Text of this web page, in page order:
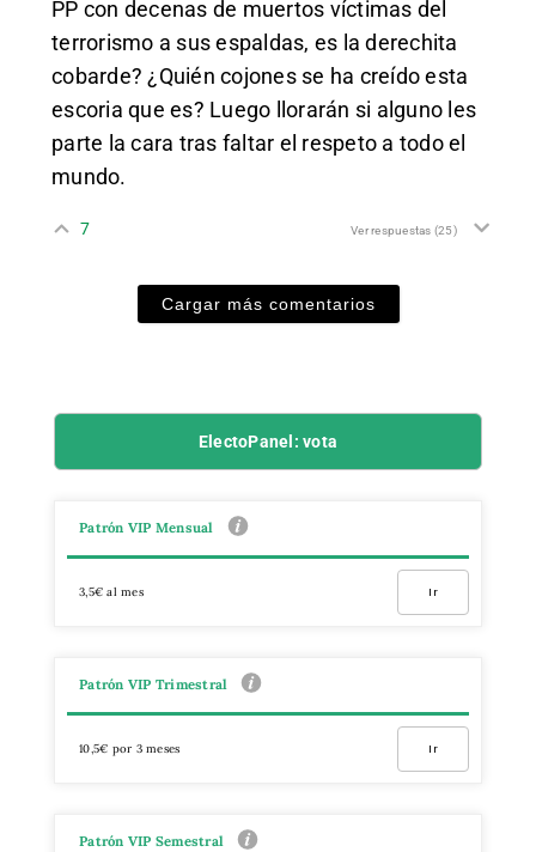
PP con decenas de muertos víctimas del
terrorismo a sus espaldas, es la derechita
cobarde? ¿Quién cojones se ha creído esta
escoria que es? Luego llorarán si alguno les
parte la cara tras faltar el respeto a todo el
mundo.
7 Ver respuestas (25)
Cargar más comentarios
ElectoPanel: vota
Patrón VIP Mensual
3,5€ al mes Ir
Patrón VIP Trimestral
10,5€ por 3 meses Ir
Patrón VIP Semestral